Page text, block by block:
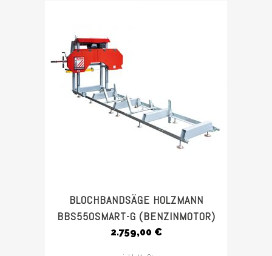
BLOCHBANDSÄGE HOLZMANN
BBS550SMART-G (BENZINMOTOR)
2.759,00 €